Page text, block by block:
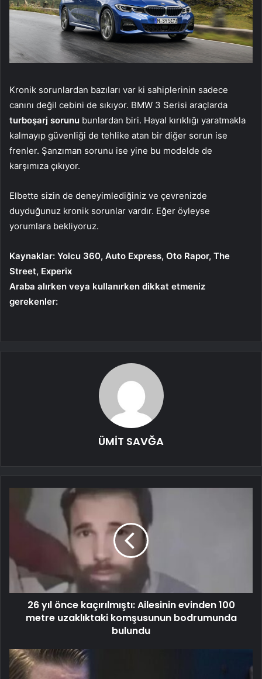
Kronik sorunlardan bazıları var ki sahiplerinin sadece
canını değil cebini de sıkıyor. BMW 3 Serisi araçlarda
turboşarj sorunu bunlardan biri. Hayal kırıklığı yaratmakla
kalmayıp güvenliği de tehlike atan bir diğer sorun ise
frenler. Şanzıman sorunu ise yine bu modelde de
karşımıza çıkıyor.
Elbette sizin de deneyimlediğiniz ve çevrenizde
duyduğunuz kronik sorunlar vardır. Eğer öyleyse
yorumlara bekliyoruz.
Kaynaklar: Yolcu 360, Auto Express, Oto Rapor, The
Street, Experix
Araba alırken veya kullanırken dikkat etmeniz
gerekenler:
ÜMİT SAVĞA
26 yıl önce kaçırılmıştı: Ailesinin evinden 100
metre uzaklıktaki komşusunun bodrumunda
bulundu